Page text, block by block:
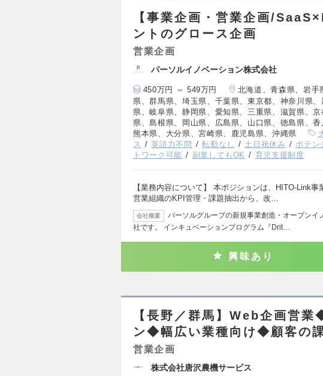
【事業企画・営業企画/
ントのグロース企画
営業企画
パーソルイノベーション株式会社
450万円 ～ 549万円
北海道、青森県、岩手
県、群馬県、埼玉県、千葉県、東京都、神奈川県
県、岐阜県、静岡県、愛知県、三重県、滋賀県、
県、島根県、岡山県、広島県、山口県、徳島県、
熊本県、大分県、宮崎県、鹿児島県、沖縄県
ス
英語力不問 転勤なし 土日祝休み ポテン
トワーク可能
副業してもOK 育児支援制度
【業務内容について】 本ポジションは、HITO-Link事
営業組織のKPI管理・課題抽出から、改…
会社概要
パーソルグループの新規事業創造・オープンイ
社です。 インキュベーションプログラム『Drit…
興味あり
【長野／群馬】Web企画営
ン◆幅広い業種向け◆顧客の課
営業企画
株式会社唐沢農機サービス